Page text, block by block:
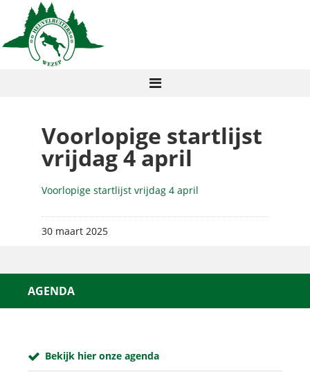
Voorlopige startlijst
vrijdag 4 april
Voorlopige startlijst vrijdag 4 april
30 maart 2025
AGENDA
Bekijk hier onze agenda